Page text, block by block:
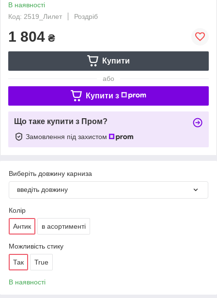
В наявності
Код: 2519_Лилет
Роздріб
1 804 ₴
Купити
або
Купити з
Що таке купити з Пром?
Замовлення під захистом
Виберіть довжину карниза
введіть довжину
Колір
Антик в асортименті
Можливість стику
Так True
В наявності